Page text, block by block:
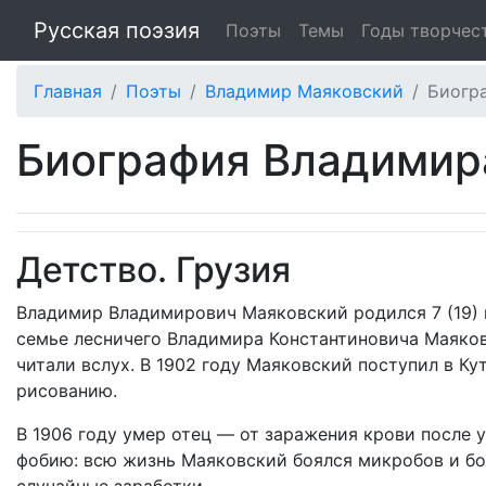
Русская поэзия Поэты Темы Годы
Главная Поэты Владимир Маяковский
Биография
Детство. Грузия
Владимир Владимирович Маяковский родился 7 (19)
семье лесничего Владимира Константиновича
читали вслух. В 1902 году Маяковский поступил в
рисованию.
В 1906 году умер отец — от заражения крови после
фобию: всю жизнь Маяковский боялся микробов и